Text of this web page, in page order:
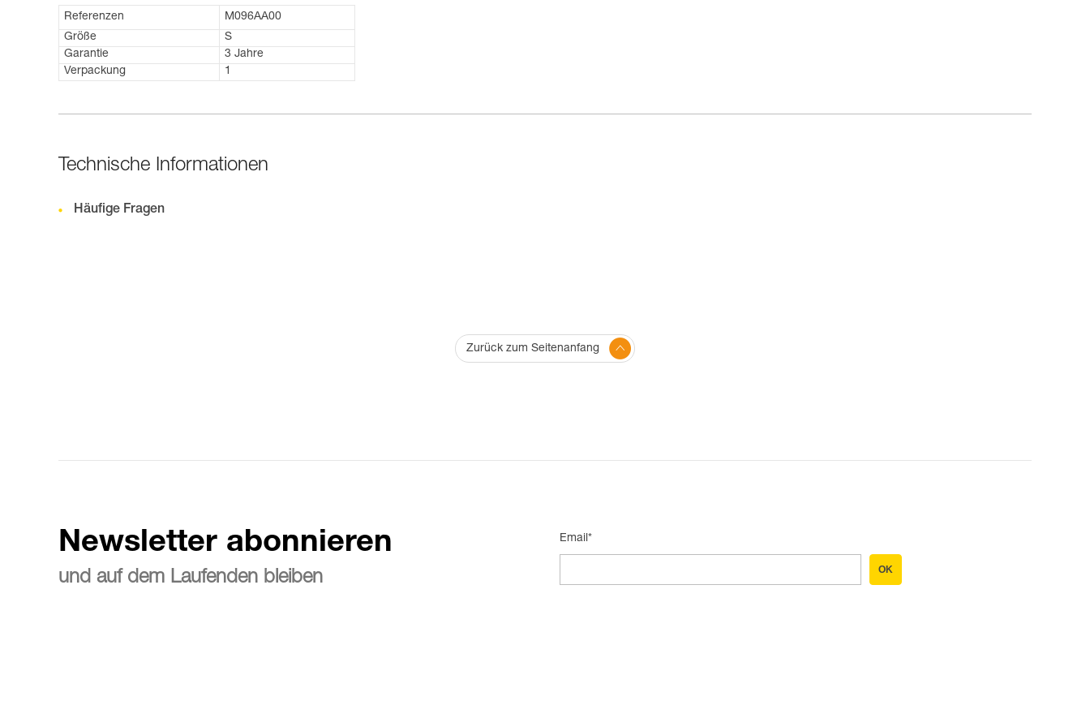
Referenzen
M096AA00
Größe
S
Garantie
3 Jahre
Verpackung
1
Technische Informationen
Häufige Fragen
Zurück zum Seitenanfang
Newsletter abonnieren
und auf dem Laufenden bleiben
Email*
OK